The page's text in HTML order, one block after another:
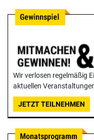
Wir verlosen regelmäßig
aktuellen
JETZT TEILNEHMEN